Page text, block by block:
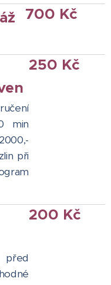
700 Kč
min
při
250 Kč
200 Kč